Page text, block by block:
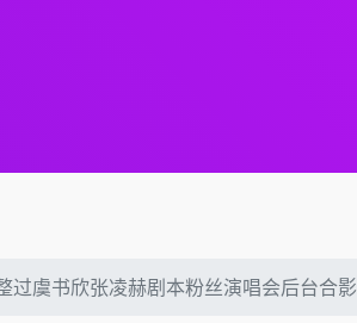
虞书欣张凌赫剧本粉丝演唱会后台合影